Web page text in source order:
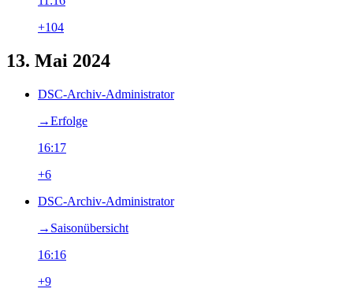
+104
13. Mai 2024
DSC-Archiv-Administrator
→‎Erfolge
16:17
+6
DSC-Archiv-Administrator
→‎Saisonübersicht
16:16
+9